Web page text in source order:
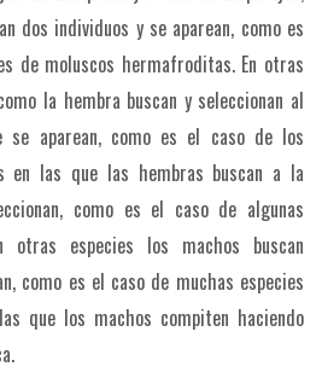
dos individuos y se aparean, como es
de moluscos hermafroditas. En otras
la hembra buscan y seleccionan al
aparean, como es el caso de los
en las que las hembras buscan a la
como es el caso de algunas
otras especies los machos buscan
como es el caso de muchas especies
que los machos compiten haciendo